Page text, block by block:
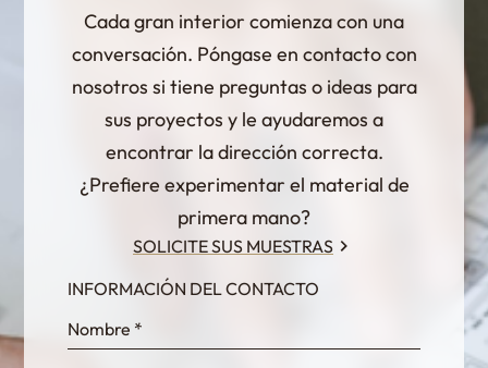
Cada gran interior comienza con una
conversación. Póngase en contacto con
nosotros si tiene preguntas o ideas para
sus proyectos y le ayudaremos a
encontrar la dirección correcta.
¿Prefiere experimentar el material de
primera mano?
SOLICITE SUS MUESTRAS
InternalFormDataPassing
INFORMACIÓN DEL CONTACTO